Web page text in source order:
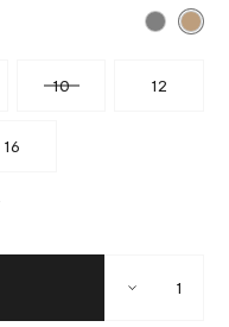
10 12
16